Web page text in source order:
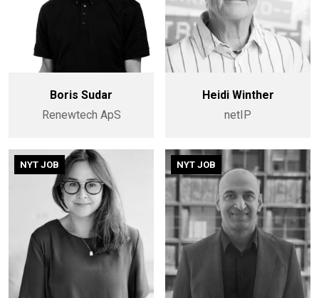
Boris Sudar
Renewtech ApS
Heidi Winther
netIP
NYT JOB NYT JOB